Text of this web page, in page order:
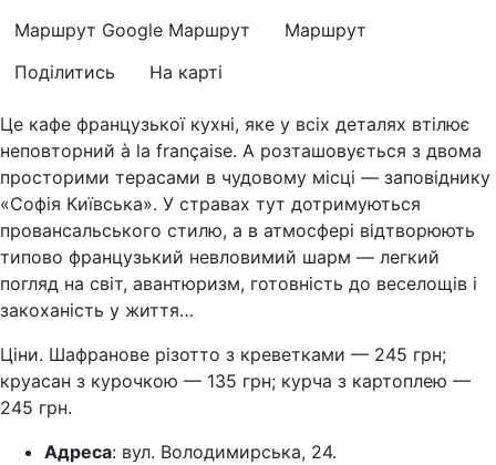
Маршрут Google Маршрут
Маршрут
Поділитись
На карті
Це кафе французької кухні, яке у всіх деталях втілює
неповторний à la française. А розташовується з двома
просторими терасами в чудовому місці — заповіднику
«Софія Київська». У стравах тут дотримуються
провансальського стилю, а в атмосфері відтворюють
типово французький невловимий шарм — легкий
погляд на світ, авантюризм, готовність до веселощів і
закоханість у життя…
Ціни. Шафранове різотто з креветками — 245 грн;
круасан з курочкою — 135 грн; курча з картоплею —
245 грн.
Адреса: вул. Володимирська, 24.